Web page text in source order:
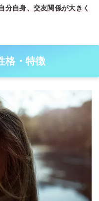
分自身、交友関係が大きく
格・特徴